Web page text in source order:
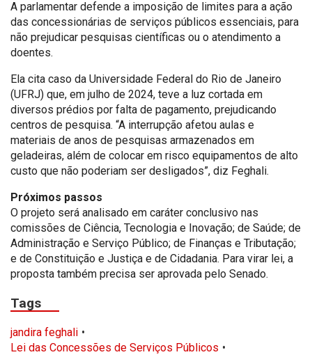
A parlamentar defende a imposição de limites para a ação
das concessionárias de serviços públicos essenciais, para
não prejudicar pesquisas científicas ou o atendimento a
doentes.
Ela cita caso da Universidade Federal do Rio de Janeiro
(UFRJ) que, em julho de 2024, teve a luz cortada em
diversos prédios por falta de pagamento, prejudicando
centros de pesquisa. “A interrupção afetou aulas e
materiais de anos de pesquisas armazenados em
geladeiras, além de colocar em risco equipamentos de alto
custo que não poderiam ser desligados”, diz Feghali.
Próximos passos
O projeto será analisado em caráter conclusivo nas
comissões de Ciência, Tecnologia e Inovação; de Saúde; de
Administração e Serviço Público; de Finanças e Tributação;
e de Constituição e Justiça e de Cidadania. Para virar lei, a
proposta também precisa ser aprovada pelo Senado.
Tags
jandira feghali
Lei das Concessões de Serviços Públicos